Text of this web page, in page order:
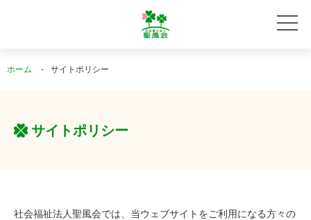
ホーム サイトポリシー
サイトポリシー
社会福祉法人聖風会では、当ウェブサイトをご利用になる方々の